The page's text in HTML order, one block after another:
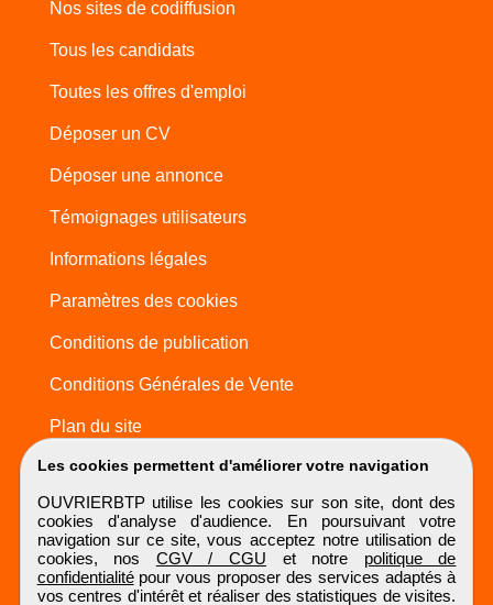
Les cookies permettent d'améliorer votre navigation
OUVRIERBTP utilise les cookies sur son site, dont des
cookies d'analyse d'audience. En poursuivant votre
navigation sur ce site, vous acceptez notre utilisation de
cookies, nos CGV / CGU et notre politique de
confidentialitépour vous proposer des services adaptés à
vos centres d'intérêt et réaliser des statistiques de visites.
Nos sites de codiffusion
Tous les candidats
Toutes les offres d'emploi
Déposer un CV
Déposer une annonce
Témoignages utilisateurs
Informations légales
Paramètres des cookies
Conditions de publication
Conditions Générales de Vente
Plan du site